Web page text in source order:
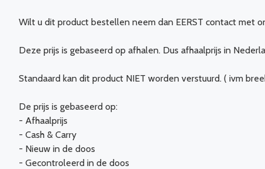
Wilt u dit product bestellen neem dan EERST contact met
Deze prijs is gebaseerd op afhalen. Dus afhaalprijs in
Standaard kan dit product NIET worden verstuurd. ( ivm
De prijs is gebaseerd op:
- Afhaalprijs
- Cash & Carry
- Nieuw in de doos
- Gecontroleerd in de doos